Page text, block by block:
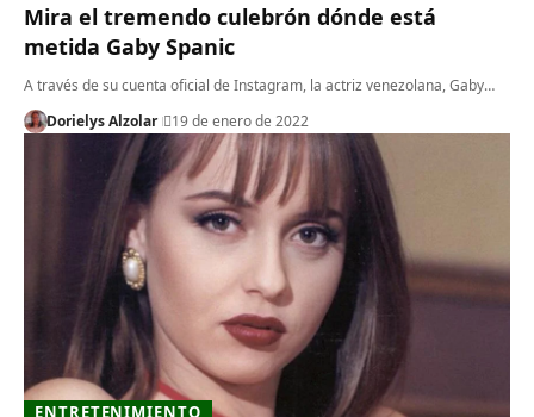
Mira el tremendo culebrón dónde está
metida Gaby Spanic
A través de su cuenta oficial de Instagram, la actriz venezolana, Gaby…
Dorielys Alzolar
19 de enero de 2022
ENTRETENIMIENTO